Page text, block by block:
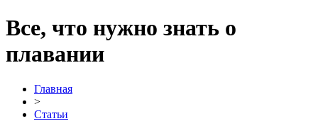
Все, что нужно знать о
плавании
Главная
>
Статьи